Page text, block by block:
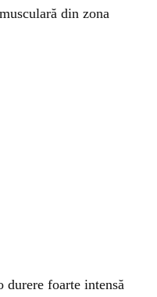
din zona
durere foarte intensă